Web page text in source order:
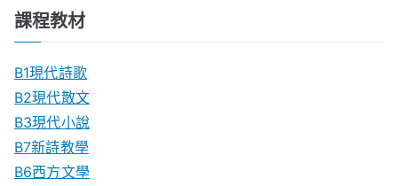
課程教材
B1現代詩歌
B2現代散文
B3現代小說
B7新詩教學
B6西方文學